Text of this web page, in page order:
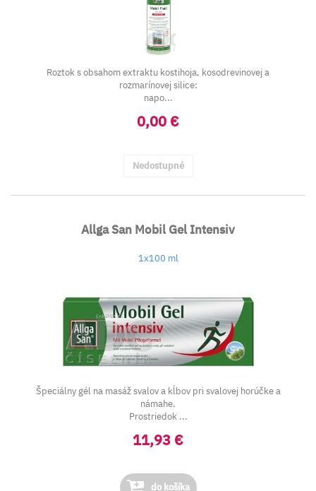
Roztok s obsahom extraktu kostihoja, kosodrevinovej a
rozmarínovej silice:
napo...
0,00 €
Nedostupné
Allga San Mobil Gel Intensiv
1x100 ml
Špeciálny gél na masáž svalov a kĺbov pri svalovej horúčke a
námahe.
Prostriedok ...
11,93 €
do košíka